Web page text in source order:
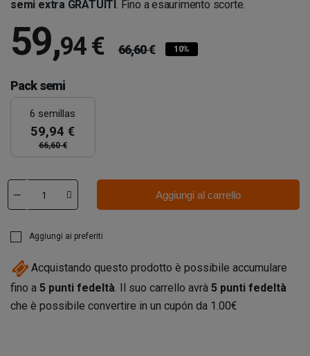
semi extra GRATUITI. Fino a esaurimento scorte.
59,94 € 66,60 € 10%
Pack semi
6 semillas
59,94 €
66,60 €
Aggiungi al carrello
Aggiungi ai preferiti
Acquistando questo prodotto è possibile accumulare
fino a 5 punti fedeltà. Il suo carrello avrà 5 punti fedeltà
che è possibile convertire in un cupón da 1.00€